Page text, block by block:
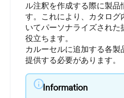
ル注釈を作成する際に製品
す。これにより、カタログ
いてパーソナライズされた
役立ちます。
カルーセルに追加する各製
提供する必要があります。
infoInformation